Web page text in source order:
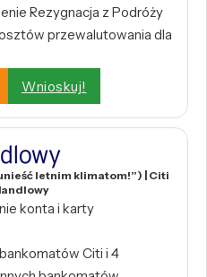
Rezygnacja z Podróży
przewalutowania dla
Wnioskuj!
letnim klimatom!”) | Citi
konta i karty
Citi i 4